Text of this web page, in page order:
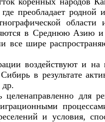
преобладает родной
области
в Среднюю Азию и
все шире
воздействуют и на
в результате
для
и условия,